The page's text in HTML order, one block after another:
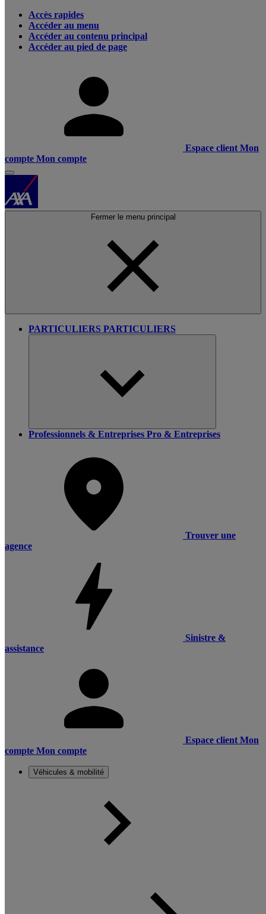
Accès rapides
Accéder au menu
Accéder au contenu principal
Accéder au pied de page
Espace client Mon
compte Mon compte
Fermer le menu principal
PARTICULIERS PARTICULIERS
Professionnels & Entreprises Pro & Entreprises
Trouver une
agence
Sinistre &
assistance
Espace client Mon
compte Mon compte
Véhicules & mobilité